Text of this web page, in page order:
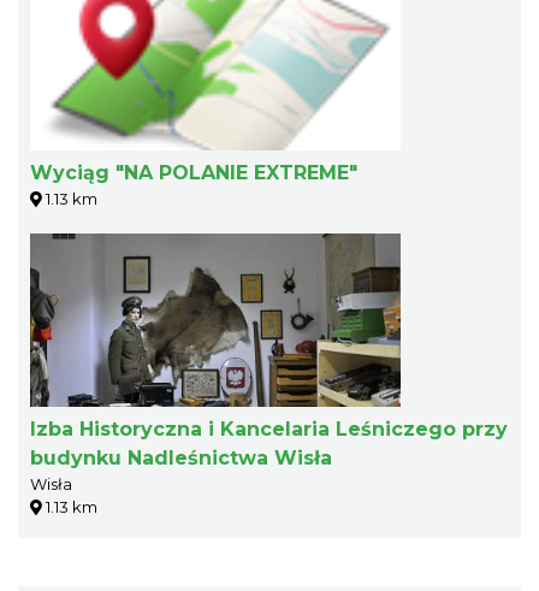
Wyciąg "NA POLANIE EXTREME"
1.13 km
Izba Historyczna i Kancelaria Leśniczego przy
budynku Nadleśnictwa Wisła
Wisła
1.13 km